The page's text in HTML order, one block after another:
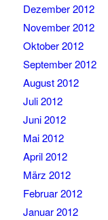
Dezember 2012
November 2012
Oktober 2012
September 2012
August 2012
Juli 2012
Juni 2012
Mai 2012
April 2012
März 2012
Februar 2012
Januar 2012